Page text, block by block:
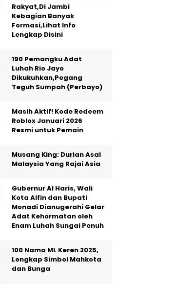
Rakyat,Di Jambi
Kebagian Banyak
Formasi,Lihat Info
Lengkap Disini
190 Pemangku Adat
Luhah Rio Jayo
Dikukuhkan,Pegang
Teguh Sumpah (Perbayo)
Masih Aktif! Kode Redeem
Roblox Januari 2026
Resmi untuk Pemain
Musang King: Durian Asal
Malaysia Yang Rajai Asia
Gubernur Al Haris, Wali
Kota Alfin dan Bupati
Monadi Dianugerahi Gelar
Adat Kehormatan oleh
Enam Luhah Sungai Penuh
100 Nama ML Keren 2025,
Lengkap Simbol Mahkota
dan Bunga